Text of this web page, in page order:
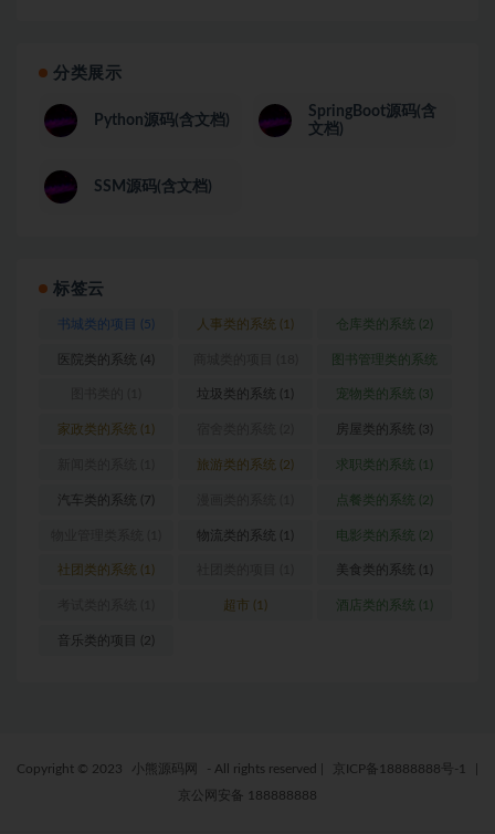
分类展示
Python源码(含文档)
SpringBoot源码(含
文档)
SSM源码(含文档)
标签云
书城类的项目 (5) 人事类的系统 (1) 仓库类的系统 (2)
医院类的系统 (4) 图书管理类的系统
(1)
垃圾类的系统 (1) 宠物类的系统 (3)
家政类的系统 (1) 房屋类的系统 (3)
旅游类的系统 (2) 求职类的系统 (1)
汽车类的系统 (7) 点餐类的系统 (2)
物流类的系统 (1) 电影类的系统 (2)
社团类的系统 (1) 美食类的系统 (1)
超市 (1) 酒店类的系统 (1)
音乐类的项目 (2)
Copyright © 2023 小熊源码网 - All rights reserved 京ICP备18888888号-1
京公网安备 188888888